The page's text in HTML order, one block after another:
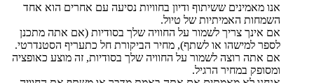
אנו מאמינים ששיתוף ודיון בחוויות נסיעה עם אחרים הוא אחד
השמחות האמיתיות של טיול.
אם אינך צריך לשמור על החוויה שלך בסודיות (אם אתה מתכנן
לספר למישהו או לשתף), מחיר הביקורת חל כתעריף הסטנדרטי.
אם אתה רוצה לשמור על החוויה שלך בסודיות, זה מוצע כאופציה
ומסופק במחיר הרגיל.